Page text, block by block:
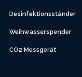
Desinfektionsständer
Weihwasserspender
CO2 Messgerät